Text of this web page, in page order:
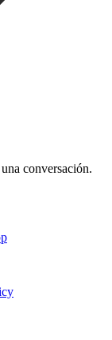
conversación.